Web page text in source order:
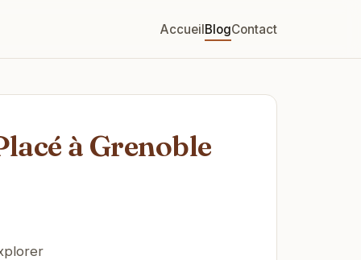
AccueilBlogContact
à Grenoble